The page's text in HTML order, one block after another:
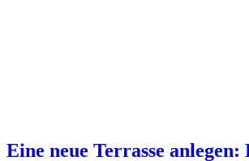
Eine neue Terrasse anlegen: